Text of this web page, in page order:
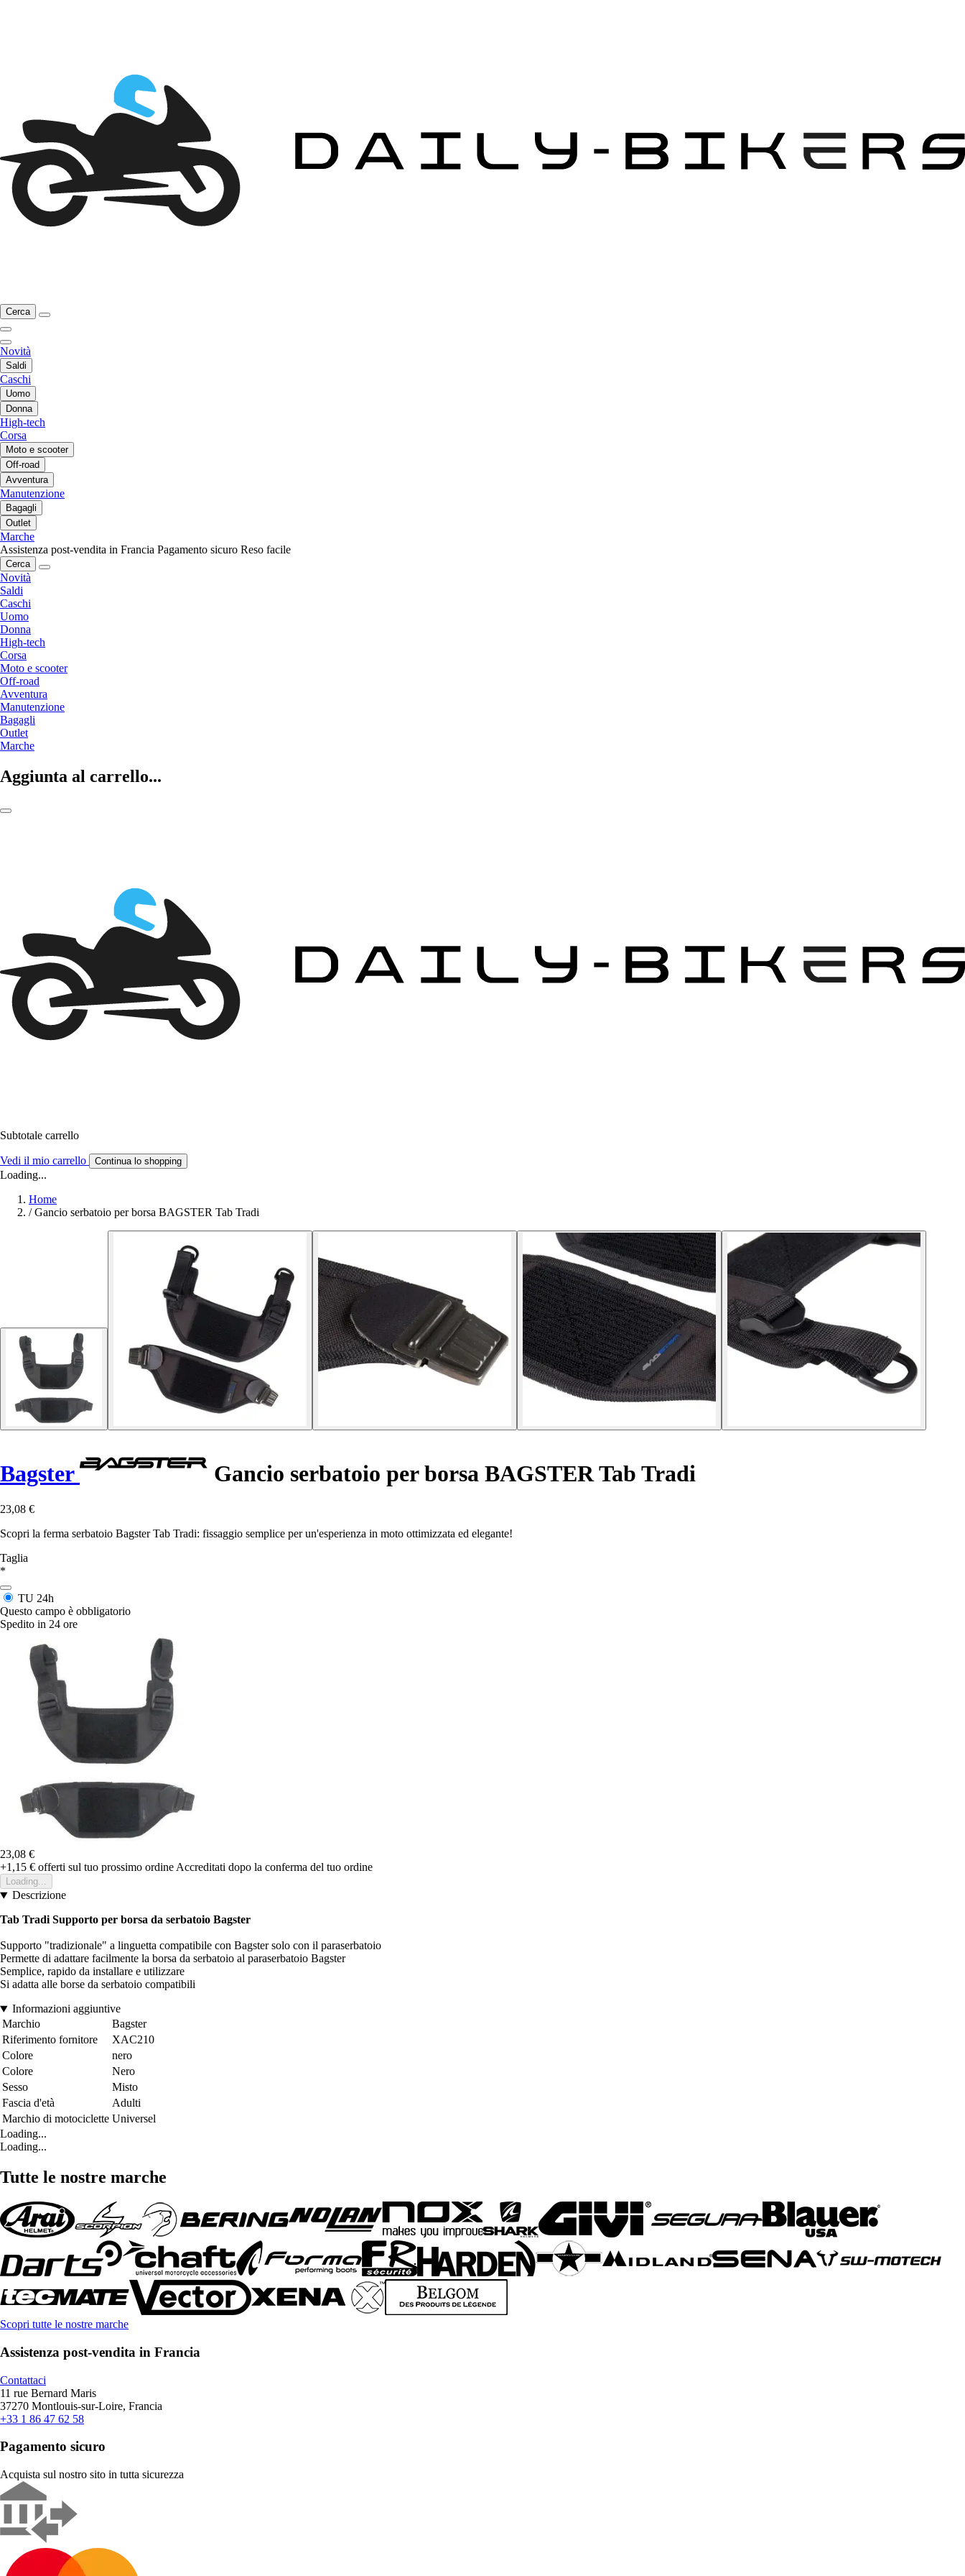
Cerca
Novità
Saldi
Caschi
Uomo
Donna
High-tech
Corsa
Moto e scooter
Off-road
Avventura
Manutenzione
Bagagli
Outlet
Marche
Assistenza post-vendita in Francia Pagamento sicuro Reso facile
Cerca
Novità
Saldi
Caschi
Uomo
Donna
High-tech
Corsa
Moto e scooter
Off-road
Avventura
Manutenzione
Bagagli
Outlet
Marche
Aggiunta al carrello...
Subtotale carrello
Vedi il mio carrello Continua lo shopping
Loading...
Home
/ Gancio serbatoio per borsa BAGSTER Tab Tradi
Bagster Gancio serbatoio per borsa BAGSTER Tab Tradi
23,08 €
Scopri la ferma serbatoio Bagster Tab Tradi: fissaggio semplice per un'esperienza in moto ottimizzata ed elegante!
Taglia
*
TU 24h
Questo campo è obbligatorio
Spedito in 24 ore
23,08 €
+1,15 € offerti sul tuo prossimo ordineAccreditati dopo la conferma del tuo ordine
Loading...
Descrizione
Tab Tradi Supporto per borsa da serbatoio Bagster
Supporto "tradizionale" a linguetta compatibile con Bagster solo con il paraserbatoio
Permette di adattare facilmente la borsa da serbatoio al paraserbatoio Bagster
Semplice, rapido da installare e utilizzare
Si adatta alle borse da serbatoio compatibili
Informazioni aggiuntive
Marchio
Bagster
Riferimento fornitore
XAC210
Colore
nero
Colore
Nero
Sesso
Misto
Fascia d'età
Adulti
Marchio di motociclette Universel
Loading...
Loading...
Tutte le nostre marche
Scopri tutte le nostre marche
Assistenza post-vendita in Francia
Contattaci
11 rue Bernard Maris
37270 Montlouis-sur-Loire, Francia
+33 1 86 47 62 58
Pagamento sicuro
Acquista sul nostro sito in tutta sicurezza